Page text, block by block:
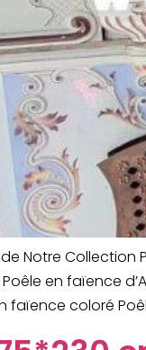
Notre Collection
en faïence
faïence coloré